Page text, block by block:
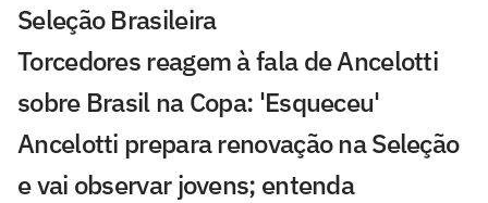
Seleção Brasileira
Torcedores reagem à fala de Ancelotti
sobre Brasil na Copa: 'Esqueceu'
Ancelotti prepara renovação na Seleção
e vai observar jovens; entenda